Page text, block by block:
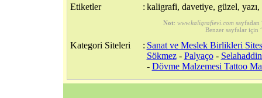
Etiketler : kaligrafi, davetiye, güzel, yazı,
Not: www.kaligrafievi.comsayfadan
Benzer sayfalar için
Kategori Siteleri : Sanat ve Meslek Birlikleri
Sökmez- Palyaço-
- Dövme Malzemesi Tattoo